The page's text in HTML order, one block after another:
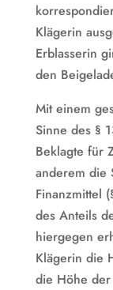
Klägerin
Erblasserin
den
Mit einem
Sinne des §
Beklagte für
anderem die
Finanzmittel
des Anteils
hiergegen
Klägerin die
die Höhe